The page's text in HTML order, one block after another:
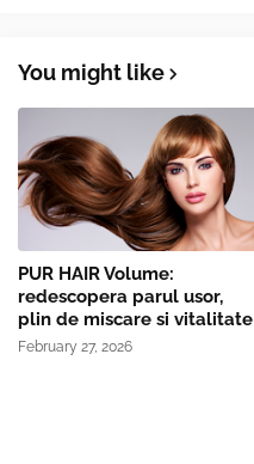
You might like
PUR HAIR Volume:
redescopera parul usor,
plin de miscare si vitalitate
February 27, 2026